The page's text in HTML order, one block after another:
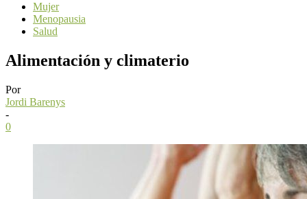
Mujer
Menopausia
Salud
Alimentación y climaterio
Por
Jordi Barenys
-
0